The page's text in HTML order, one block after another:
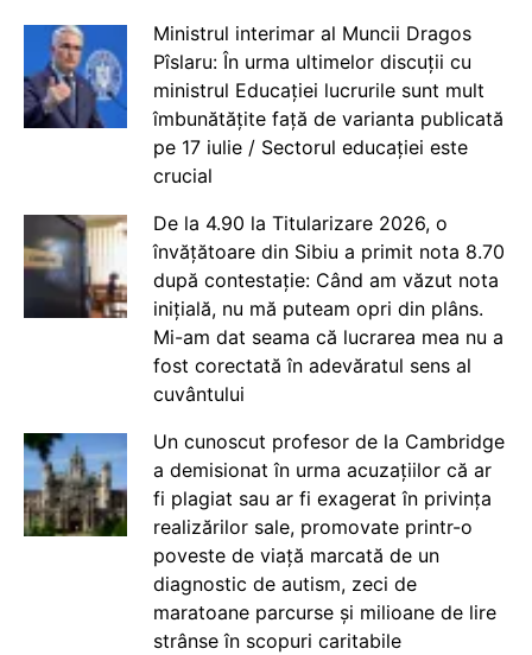
Ministrul interimar al Muncii Dragos
Pîslaru: În urma ultimelor discuții cu
ministrul Educației lucrurile sunt mult
îmbunătățite față de varianta publicată
pe 17 iulie / Sectorul educației este
crucial
De la 4.90 la Titularizare 2026, o
învățătoare din Sibiu a primit nota 8.70
după contestație: Când am văzut nota
inițială, nu mă puteam opri din plâns.
Mi-am dat seama că lucrarea mea nu a
fost corectată în adevăratul sens al
cuvântului
Un cunoscut profesor de la Cambridge
a demisionat în urma acuzațiilor că ar
fi plagiat sau ar fi exagerat în privința
realizărilor sale, promovate printr-o
poveste de viață marcată de un
diagnostic de autism, zeci de
maratoane parcurse și milioane de lire
strânse în scopuri caritabile